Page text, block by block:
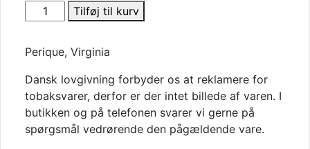
Orlik
Pibetobak
Rød
Orlik,
38
gr,
pung
Tilføj til kurv
Perique, Virginia
Dansk lovgivning forbyder os at reklamere for
tobaksvarer, derfor er der intet billede af varen. I
butikken og på telefonen svarer vi gerne på
spørgsmål vedrørende den pågældende vare.